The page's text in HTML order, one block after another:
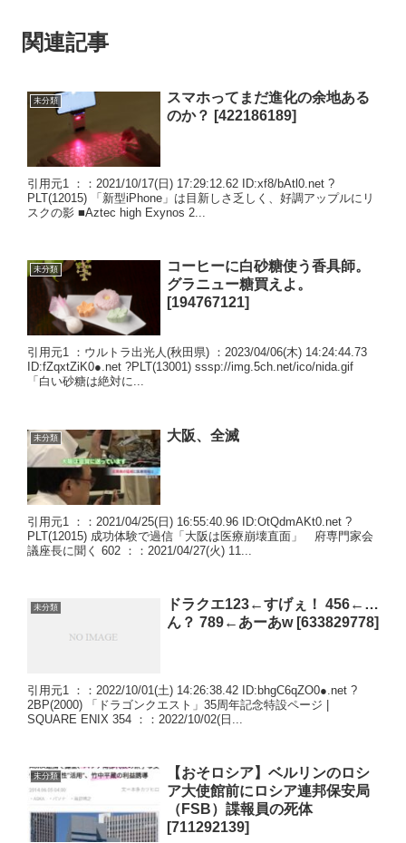
関連記事
未分類
スマホってまだ進化の余地ある
のか？ [422186189]
引用元1 ：：2021/10/17(日) 17:29:12.62 ID:xf8/bAtl0.net ?
PLT(12015) 「新型iPhone」は目新しさ乏しく、好調アップルにリ
スクの影 ■Aztec high Exynos 2...
未分類
コーヒーに白砂糖使う香具師。
グラニュー糖買えよ。
[194767121]
引用元1 ：ウルトラ出光人(秋田県) ：2023/04/06(木) 14:24:44.73
ID:fZqxtZiK0●.net ?PLT(13001) sssp://img.5ch.net/ico/nida.gif
「白い砂糖は絶対に...
未分類 大阪、全滅
引用元1 ：：2021/04/25(日) 16:55:40.96 ID:OtQdmAKt0.net ?
PLT(12015) 成功体験で過信「大阪は医療崩壊直面」 府専門家会
議座長に聞く 602 ：：2021/04/27(火) 11...
未分類
ドラクエ123←すげぇ！ 456←…
ん？ 789←あーあw [633829778]
引用元1 ：：2022/10/01(土) 14:26:38.42 ID:bhgC6qZO0●.net ?
2BP(2000) 「ドラゴンクエスト」35周年記念特設ページ |
SQUARE ENIX 354 ：：2022/10/02(日...
未分類
【おそロシア】ベルリンのロシ
ア大使館前にロシア連邦保安局
（FSB）諜報員の死体
[711292139]